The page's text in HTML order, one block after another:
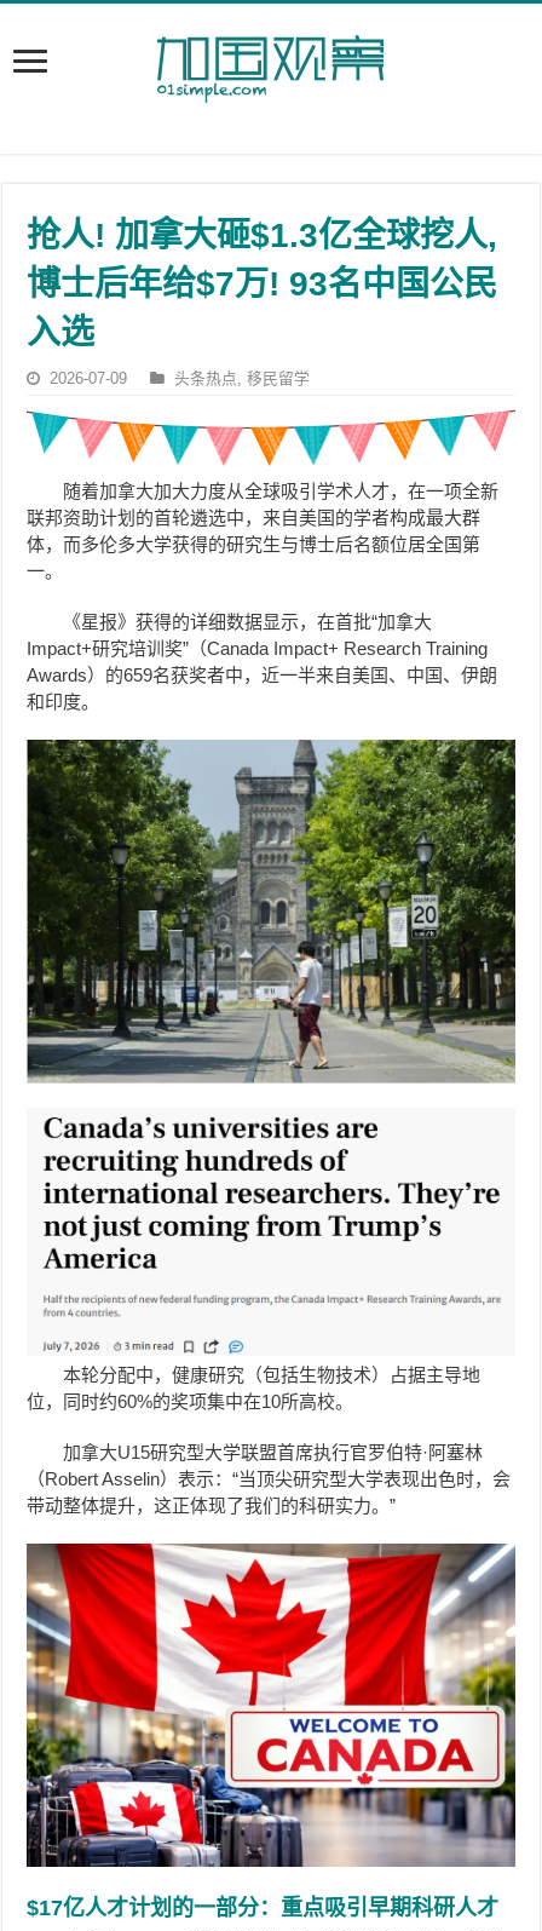
抢人! 加拿大砸$1.3亿全球挖人,
博士后年给$7万! 93名中国公民
入选
2026-07-09 头条热点,移民留学
随着加拿大加大力度从全球吸引学术人才，在一项全新
联邦资助计划的首轮遴选中，来自美国的学者构成最大群
体，而多伦多大学获得的研究生与博士后名额位居全国第
一。
《星报》获得的详细数据显示，在首批“加拿大
Impact+研究培训奖”（Canada Impact+ Research Training
Awards）的659名获奖者中，近一半来自美国、中国、伊朗
和印度。
本轮分配中，健康研究（包括生物技术）占据主导地
位，同时约60%的奖项集中在10所高校。
加拿大U15研究型大学联盟首席执行官罗伯特·阿塞林
（Robert Asselin）表示：“当顶尖研究型大学表现出色时，会
带动整体提升，这正体现了我们的科研实力。”
$17亿人才计划的一部分：重点吸引早期科研人才